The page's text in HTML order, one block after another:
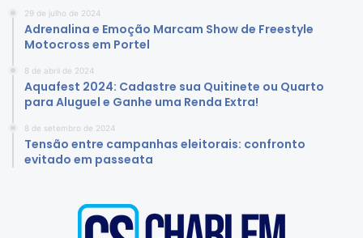
29 de julho de 2024
Adrenalina e Emoção Marcam Show de Freestyle
Motocross em Portel
8 de abril de 2024
Aquafest 2024: Cadastre sua Quitinete ou Quarto
para Aluguel e Ganhe uma Renda Extra!
8 de setembro de 2024
Tensão entre campanhas eleitorais: confronto
evitado em passeata